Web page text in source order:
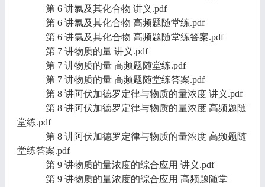
第 6 讲氯及其化合物 讲义.pdf
第 6 讲氯及其化合物 高频题随堂练.pdf
第 6 讲氯及其化合物 高频题随堂练答案.pdf
第 7 讲物质的量 讲义.pdf
第 7 讲物质的量 高频题随堂练.pdf
第 7 讲物质的量 高频题随堂练答案.pdf
第 8 讲阿伏加德罗定律与物质的量浓度 讲义.pdf
第 8 讲阿伏加德罗定律与物质的量浓度 高频题随
堂练.pdf
第 8 讲阿伏加德罗定律与物质的量浓度 高频题随
堂练答案.pdf
第 9 讲物质的量浓度的综合应用 讲义.pdf
第 9 讲物质的量浓度的综合应用 高频题随堂